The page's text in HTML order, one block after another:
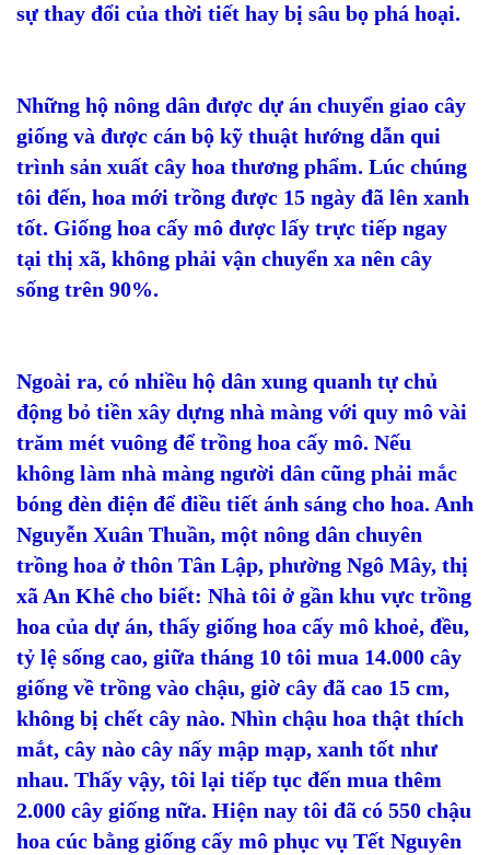
sự thay đổi của thời tiết hay bị sâu bọ phá hoại.
Những hộ nông dân được dự án chuyển giao cây
giống và được cán bộ kỹ thuật hướng dẫn qui
trình sản xuất cây hoa thương phẩm. Lúc chúng
tôi đến, hoa mới trồng được 15 ngày đã lên xanh
tốt. Giống hoa cấy mô được lấy trực tiếp ngay
tại thị xã, không phải vận chuyển xa nên cây
sống trên 90%.
Ngoài ra, có nhiều hộ dân xung quanh tự chủ
động bỏ tiền xây dựng nhà màng với quy mô vài
trăm mét vuông để trồng hoa cấy mô. Nếu
không làm nhà màng người dân cũng phải mắc
bóng đèn điện để điều tiết ánh sáng cho hoa. Anh
Nguyễn Xuân Thuần, một nông dân chuyên
trồng hoa ở thôn Tân Lập, phường Ngô Mây, thị
xã An Khê cho biết: Nhà tôi ở gần khu vực trồng
hoa của dự án, thấy giống hoa cấy mô khoẻ, đều,
tỷ lệ sống cao, giữa tháng 10 tôi mua 14.000 cây
giống về trồng vào chậu, giờ cây đã cao 15 cm,
không bị chết cây nào. Nhìn chậu hoa thật thích
mắt, cây nào cây nấy mập mạp, xanh tốt như
nhau. Thấy vậy, tôi lại tiếp tục đến mua thêm
2.000 cây giống nữa. Hiện nay tôi đã có 550 chậu
hoa cúc bằng giống cấy mô phục vụ Tết Nguyên